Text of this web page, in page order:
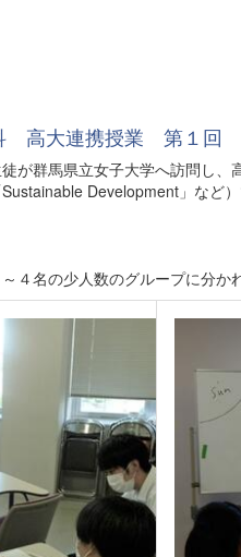
高大連携授業 第１回
が群馬県立女子大学へ訪問し
Development」など
４名の少人数のグループに分